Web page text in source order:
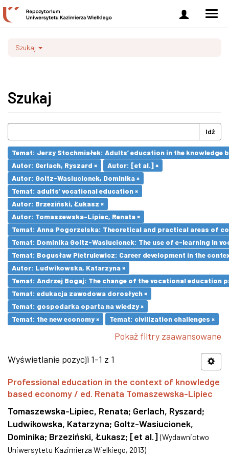
Zaloguj
się
Szukaj
Szukaj
Idź
Temat: Jerzy Stochmiałek: Adults’ education in the knowledge
Autor: Gerlach, Ryszard ×
Autor: [et al.] ×
Autor: Goltz-Wasiucionek, Dominika ×
Temat: adults’ vocational education ×
Autor: Brzeziński, Łukasz ×
Autor: Tomaszewska-Lipiec, Renata ×
Temat: Anna Pogorzelska: Theoretical and practical areas of
Temat: Dominika Goltz-Wasiucionek: The use of e-learning in
Temat: Bogusław Pietrulewicz: Career development in the
Autor: Ludwikowska, Katarzyna ×
Temat: Andrzej Bogaj: The change of the vocational education
Temat: edukacja zawodowa dorosłych ×
Temat: gospodarka oparta na wiedzy ×
Temat: the new economy ×
Temat: civilization challenges ×
Pokaż filtry zaawansowane
Wyświetlanie pozycji 1-1 z 1
Professional education in the context of knowledge
based economy / ed. Renata Tomaszewska-Lipiec
Tomaszewska-Lipiec, Renata; Gerlach, Ryszard;
Ludwikowska, Katarzyna; Goltz-Wasiucionek,
Dominika; Brzeziński, Łukasz; [et al.] (Wydawnictwo
Uniwersytetu Kazimierza Wielkiego, 2013)